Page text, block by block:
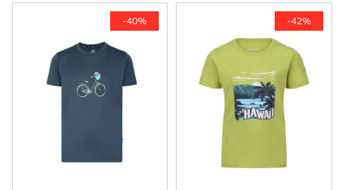
-40% -42%